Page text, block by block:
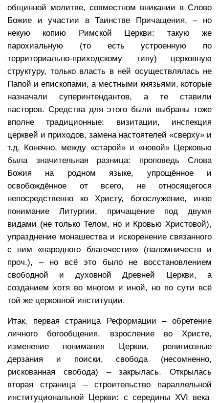
общинной молитве, совместном вникании в Слово
Божие и участии в Таинстве Причащения, – но
некую копию Римской Церкви: такую же
парохиальную (то есть устроенную по
территориально-приходскому типу) церковную
структуру, только власть в ней осуществлялась не
Папой и епископами, а местными князьями, которые
назначали суперинтендантов, а те ставили
пасторов. Средства для этого были выбраны тоже
вполне традиционные: визитации, инспекция
церквей и приходов, замена настоятелей «сверху» и
т.д. Конечно, между «старой» и «новой» Церковью
была значительная разница: проповедь Слова
Божия на родном языке, упрощённое и
освобождённое от всего, не относящегося
непосредственно ко Христу, богослужение, иное
понимание Литургии, причащение под двумя
видами (не только Телом, но и Кровью Христовой),
упразднение монашества и искоренение связанного
с ним «народного благочестия» (паломничеств и
проч.), – но всё это было не восстановлением
свободной и духовной Древней Церкви, а
созданием хотя во многом и иной, но по сути всё
той же церковной институции.
Итак, первая страница Реформации – обретение
личного богообщения, взросление во Христе,
изменение понимания Церкви, религиозные
дерзания и поиски, свобода (несомненно,
рискованная свобода) – закрылась. Открылась
вторая страница – строительство параллельной
институциональной Церкви: с середины XVI века